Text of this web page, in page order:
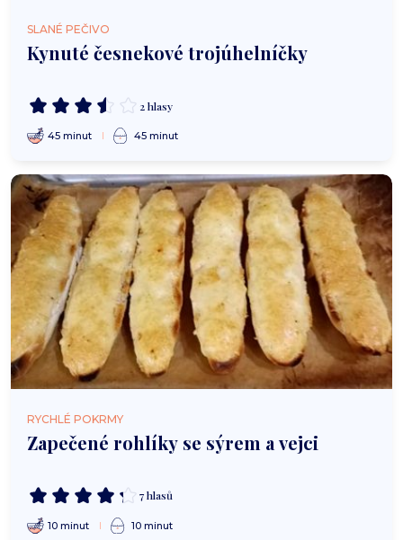
SLANÉ PEČIVO
Kynuté česnekové trojúhelníčky
2 hlasy
45 minut 45 minut
RYCHLÉ POKRMY
Zapečené rohlíky se sýrem a vejci
7 hlasů
10 minut 10 minut